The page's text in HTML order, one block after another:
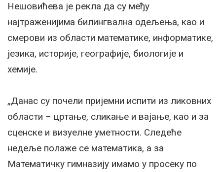
Нешовићева је рекла да су међу
најтраженијима билингвална одељења, као и
смерови из области математике, информатике,
језика, историје, географије, биологије и
хемије.
„Данас су почели пријемни испити из ликовних
области – цртање, сликање и вајање, као и за
сценске и визуелне уметности. Следеће
недеље полаже се математика, а за
Математичку гимназију имамо у просеку по